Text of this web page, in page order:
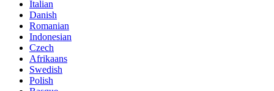
Italian
Danish
Romanian
Indonesian
Czech
Afrikaans
Swedish
Polish